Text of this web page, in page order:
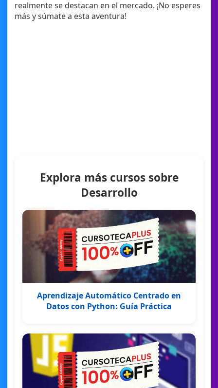
realmente se destacan en el mercado. ¡No esperes
más y súmate a esta aventura!
Explora más cursos sobre
Desarrollo
Aprendizaje Automático Centrado en
Datos con Python: Guía Práctica